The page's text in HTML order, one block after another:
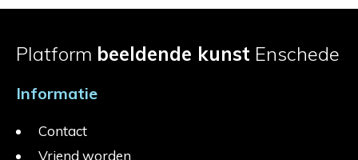
Platform beeldende kunst Enschede
Informatie
Contact
Vriend worden